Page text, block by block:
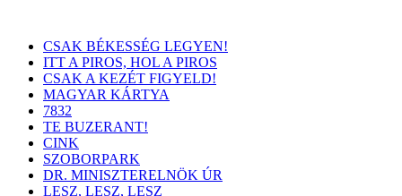
CSAK BÉKESSÉG LEGYEN!
ITT A PIROS, HOL A PIROS
CSAK A KEZÉT FIGYELD!
MAGYAR KÁRTYA
7832
TE BUZERANT!
CINK
SZOBORPARK
DR. MINISZTERELNÖK ÚR
LESZ, LESZ, LESZ